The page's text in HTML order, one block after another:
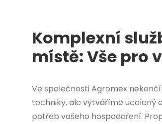
Komplexní
místě: Vše pro
Ve společnosti Agromex
techniky, ale vytváříme ucelený
potřeb vašeho hospodaření.